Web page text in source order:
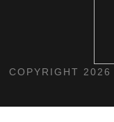
COPYRIGHT 2026